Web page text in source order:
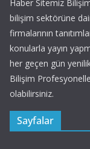
Haber Sitemiz
bilişim sektörüne
firmalarının
konularla yayın
her geçen gün
Bilişim
olabilirsiniz.
Sayfalar